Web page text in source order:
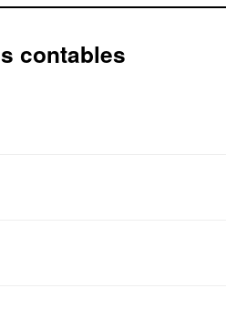
contables